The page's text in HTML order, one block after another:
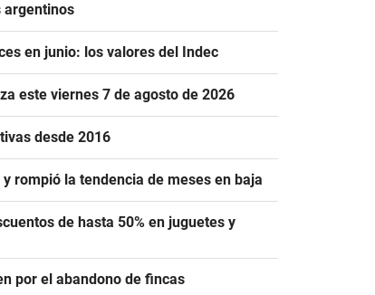
argentinos
en junio: los valores del Indec
este viernes 7 de agosto de 2026
desde 2016
rompió la tendencia de meses en baja
de hasta 50% en juguetes y
por el abandono de fincas